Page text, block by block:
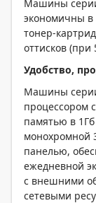
Машины
экономичны в
тонер-
оттисков (при
Удобство,
Машины
процессором
памятью в
панелью,
ежедневной
с внешними
сетевыми